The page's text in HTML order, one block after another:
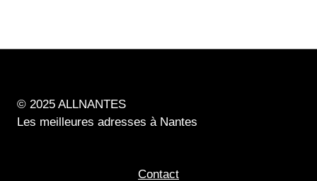
© 2025 ALLNANTES
Les meilleures adresses à Nantes
Contact